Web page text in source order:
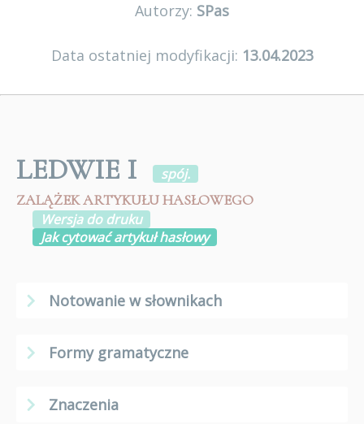
Autorzy: SPas
Data ostatniej modyfikacji: 13.04.2023
LEDWIE I
spój.
ZALĄŻEK ARTYKUŁU HASŁOWEGO
Wersja do druku
Jak cytować artykuł hasłowy
Notowanie w słownikach
Formy gramatyczne
Znaczenia